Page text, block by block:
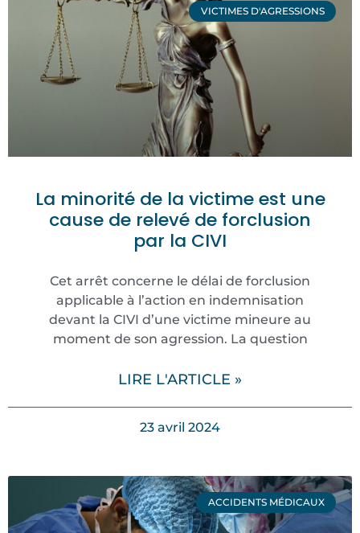
VICTIMES D'AGRESSIONS
La minorité de la victime est une
cause de relevé de forclusion
par la CIVI
Cet arrêt concerne le délai de forclusion
applicable à l’action en indemnisation
devant la CIVI d’une victime mineure au
moment de son agression. La question
LIRE L'ARTICLE »
23 avril 2024
ACCIDENTS MÉDICAUX